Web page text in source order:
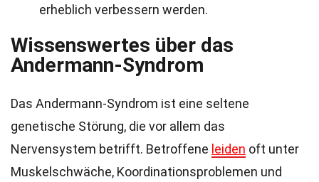
erheblich verbessern werden.
Wissenswertes über das
Andermann-Syndrom
Das Andermann-Syndrom ist eine seltene
genetische Störung, die vor allem das
Nervensystem betrifft. Betroffene leiden oft unter
Muskelschwäche, Koordinationsproblemen und